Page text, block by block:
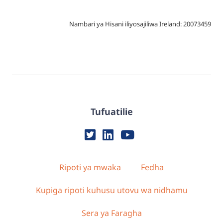
Nambari ya Hisani iliyosajiliwa Ireland: 20073459
Tufuatilie
Ripoti ya mwaka Fedha
Kupiga ripoti kuhusu utovu wa nidhamu
Sera ya Faragha